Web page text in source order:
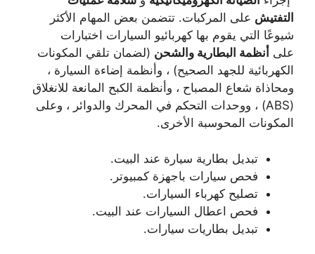
التفتيش على المركبات. تتضمن بعض المهام الأكثر
شيوعًا التي يقوم بها كهربائيو السيارات اختبارات
على أنظمة البطارية والشحن (لضمان تلقي المكونات
الكهربائية للجهد الصحيح) ، وأنظمة إضاءة السيارة ،
ومحاذاة شعاع المصباح ، وأنظمة الكبح المانعة للانغلاق
(ABS) ، ووحدات التحكم في المحرك والدوائر ، وعلى
المكونات المحوسبة الأخرى.
تبديل بطارية سيارة عند البيت.
فحص سيارات باجهزة كمبيوتر.
تصليح كهرباء السيارات.
فحص اعطال السيارات عند البيت.
تبديل بطاريات سيارات.